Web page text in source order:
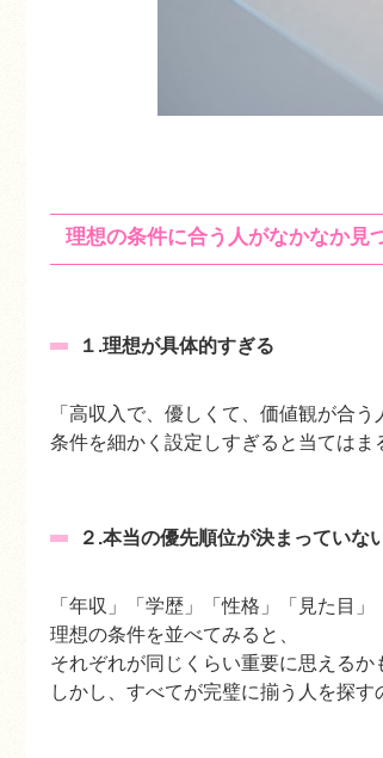
理想の条件に合う人がなかなか見
１.理想が具体的すぎる
「高収入で、優しくて、価値観が合
条件を細かく設定しすぎると当てはま
２.本当の優先順位が決まっていな
「年収」「学歴」「性格」「見た目
理想の条件を並べてみると、
それぞれが同じくらい重要に思える
しかし、すべてが完璧に揃う人を探す